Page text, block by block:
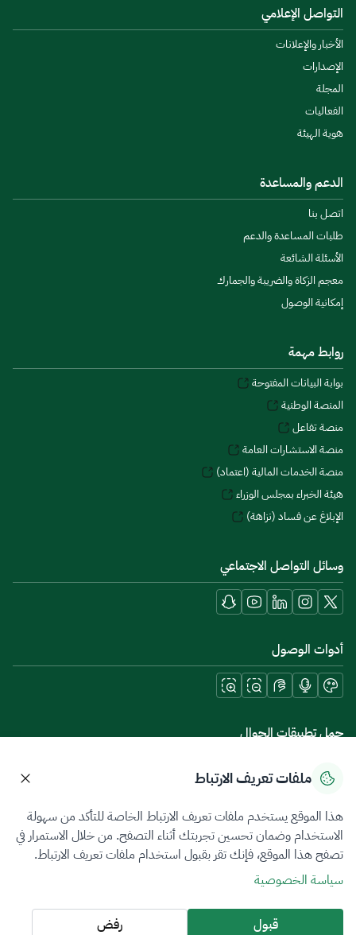
التواصل الإعلامي
الأخبار والإعلانات
الإصدارات
المجلة
الفعاليات
هوية الهيئة
الدعم والمساعدة
اتصل بنا
طلبات المساعدة والدعم
الأسئلة الشائعة
معجم الزكاة والضريبة والجمارك
إمكانية الوصول
روابط مهمة
بوابة البيانات المفتوحة
المنصة الوطنية
منصة تفاعل
منصة الاستشارات العامة
منصة الخدمات المالية (اعتماد)
هيئة الخبراء بمجلس الوزراء
الإبلاغ عن فساد (نزاهة)
وسائل التواصل الاجتماعي
أدوات الوصول
حمل تطبيقات الجوال
سياسة الخصوصيةشروط الاستخدامخريطة الموقع
جميع الحقوق محفوظة 2026 © ZATCA.GOV.SA
تم تطويره وصيانته بواسطة هيئة الزكاة والضريبة والجمارك
آخر تحديث للموقع في
ملفات تعريف الارتباط
هذا الموقع يستخدم ملفات تعريف الارتباط الخاصة للتأكد من سهولة
الاستخدام وضمان تحسين تجربتك أثناء التصفح. من خلال الاستمرار في
تصفح هذا الموقع، فإنك تقر بقبول استخدام ملفات تعريف الارتباط.
سياسة الخصوصية
قبول رفض